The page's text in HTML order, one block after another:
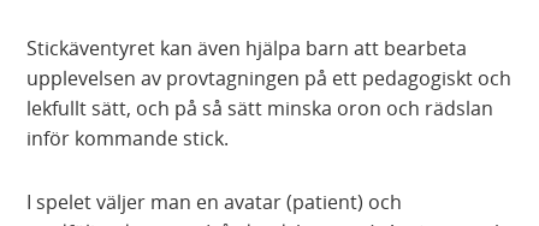
Stickäventyret kan även hjälpa barn att bearbeta
upplevelsen av provtagningen på ett pedagogiskt och
lekfullt sätt, och på så sätt minska oron och rädslan
inför kommande stick.
I spelet väljer man en avatar (patient) och